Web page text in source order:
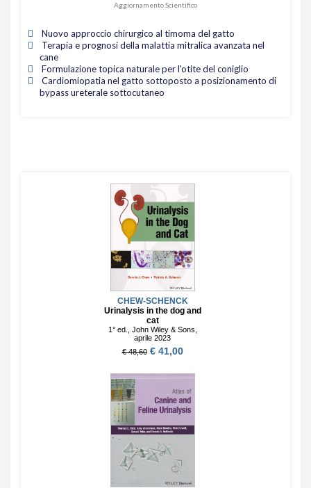
Aggiornamento Scientifico
Nuovo approccio chirurgico al timoma del gatto
Terapia e prognosi della malattia mitralica avanzata nel
cane
Formulazione topica naturale per l'otite del coniglio
Cardiomiopatia nel gatto sottoposto a posizionamento di
bypass ureterale sottocutaneo